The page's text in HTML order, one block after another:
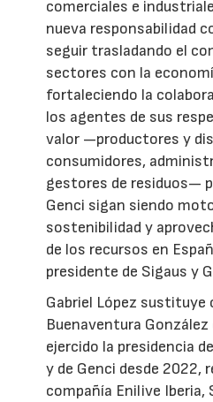
comerciales e
nueva responsabilidad
seguir trasladando el
sectores con la
fortaleciendo la
los agentes de sus
valor —productores y
consumidores,
gestores de residuos—
Genci sigan siendo
sostenibilidad y
de los recursos en
presidente de Sigaus y
Gabriel López sustituye
Buenaventura González
ejercido la presidencia
y de Genci desde 2022,
compañía Enilive Iberia,